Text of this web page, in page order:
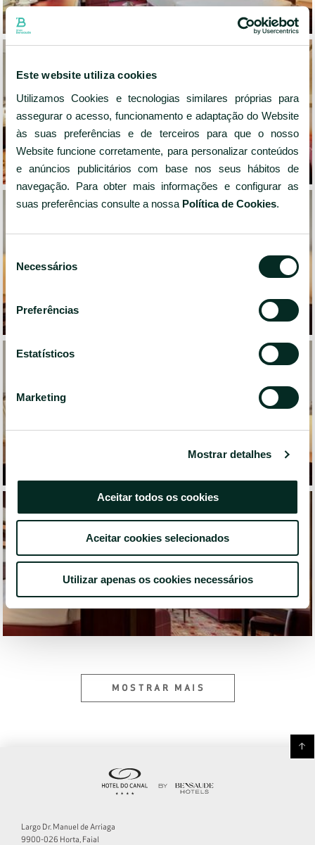
Este website utiliza cookies
Utilizamos Cookies e tecnologias similares próprias para
assegurar o acesso, funcionamento e adaptação do Website
às suas preferências e de terceiros para que o nosso
Website funcione corretamente, para personalizar conteúdos
e anúncios publicitários com base nos seus hábitos de
navegação. Para obter mais informações e configurar as
suas preferências consulte a nossa Política de Cookies.
Seleção
Necessários
Preferências
Estatísticos
Marketing
Mostrar detalhes
Aceitar todos os cookies
Aceitar cookies selecionados
Utilizar apenas os cookies necessários
MOSTRAR MAIS
Largo Dr. Manuel de Arriaga
9900-026 Horta, Faial